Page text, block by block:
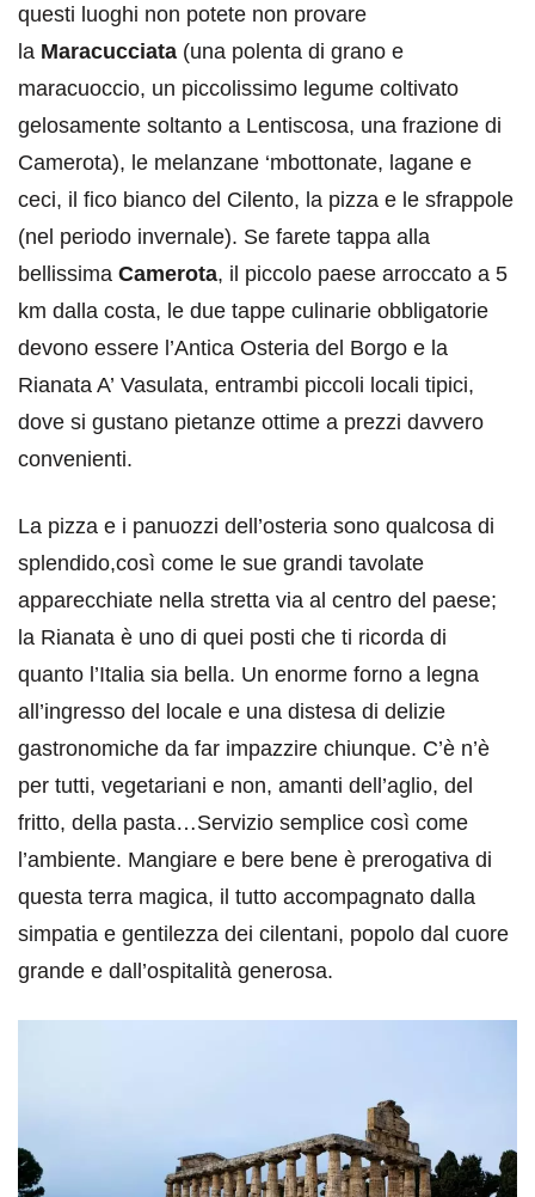
questi luoghi non potete non provare
la Maracucciata (una polenta di grano e
maracuoccio, un piccolissimo legume coltivato
gelosamente soltanto a Lentiscosa, una frazione di
Camerota), le melanzane ‘mbottonate, lagane e
ceci, il fico bianco del Cilento, la pizza e le sfrappole
(nel periodo invernale). Se farete tappa alla
bellissima Camerota, il piccolo paese arroccato a 5
km dalla costa, le due tappe culinarie obbligatorie
devono essere l’Antica Osteria del Borgo e la
Rianata A’ Vasulata, entrambi piccoli locali tipici,
dove si gustano pietanze ottime a prezzi davvero
convenienti.
La pizza e i panuozzi dell’osteria sono qualcosa di
splendido,così come le sue grandi tavolate
apparecchiate nella stretta via al centro del paese;
la Rianata è uno di quei posti che ti ricorda di
quanto l’Italia sia bella. Un enorme forno a legna
all’ingresso del locale e una distesa di delizie
gastronomiche da far impazzire chiunque. C’è n’è
per tutti, vegetariani e non, amanti dell’aglio, del
fritto, della pasta…Servizio semplice così come
l’ambiente. Mangiare e bere bene è prerogativa di
questa terra magica, il tutto accompagnato dalla
simpatia e gentilezza dei cilentani, popolo dal cuore
grande e dall’ospitalità generosa.